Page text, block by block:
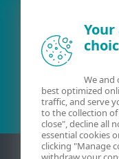
We and
best optimized
traffic, and serve
to the collection of
close", decline all
essential cookies
clicking "Manage